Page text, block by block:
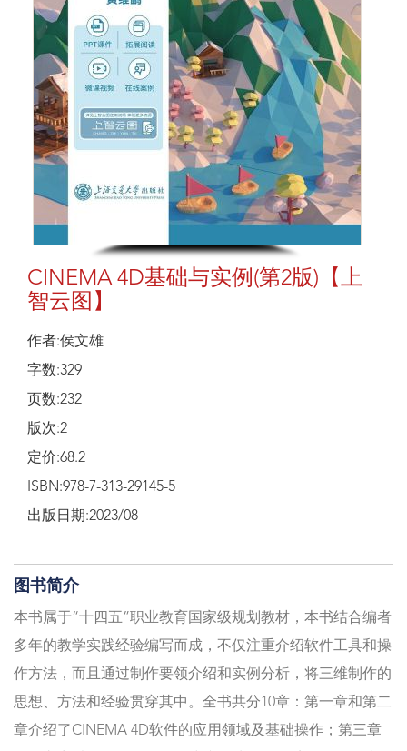
CINEMA 4D基础与实例(第2版)【上
智云图】
作者:侯文雄
字数:329
页数:232
版次:2
定价:68.2
ISBN:978-7-313-29145-5
出版日期:2023/08
图书简介
本书属于“十四五”职业教育国家级规划教材，本书结合编者
多年的教学实践经验编写而成，不仅注重介绍软件工具和操
作方法，而且通过制作要领介绍和实例分析，将三维制作的
思想、方法和经验贯穿其中。全书共分10章：第一章和第二
章介绍了CINEMA 4D软件的应用领域及基础操作；第三章